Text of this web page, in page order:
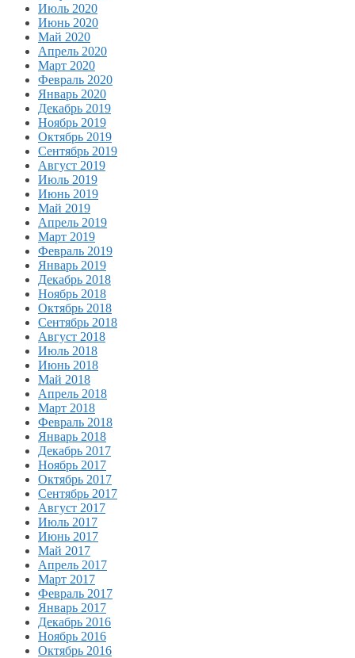
Июль 2020
Июнь 2020
Май 2020
Апрель 2020
Март 2020
Февраль 2020
Январь 2020
Декабрь 2019
Ноябрь 2019
Октябрь 2019
Сентябрь 2019
Август 2019
Июль 2019
Июнь 2019
Май 2019
Апрель 2019
Март 2019
Февраль 2019
Январь 2019
Декабрь 2018
Ноябрь 2018
Октябрь 2018
Сентябрь 2018
Август 2018
Июль 2018
Июнь 2018
Май 2018
Апрель 2018
Март 2018
Февраль 2018
Январь 2018
Декабрь 2017
Ноябрь 2017
Октябрь 2017
Сентябрь 2017
Август 2017
Июль 2017
Июнь 2017
Май 2017
Апрель 2017
Март 2017
Февраль 2017
Январь 2017
Декабрь 2016
Ноябрь 2016
Октябрь 2016